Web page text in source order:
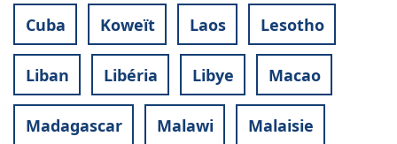
Cuba Koweït Laos Lesotho
Liban Libéria Libye Macao
Madagascar Malawi Malaisie